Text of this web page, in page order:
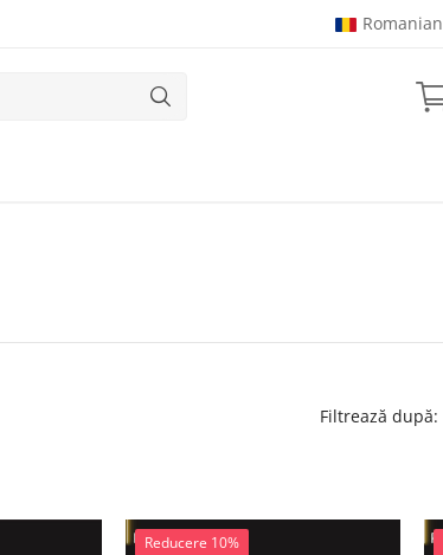
Romanian
Filtrează după:
Reducere 10%